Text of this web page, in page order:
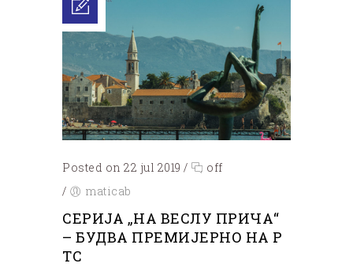
Posted on 22 jul 2019 /
off
/
maticab
СЕРИЈА „НА ВЕСЛУ ПРИЧА“
– БУДВА ПРЕМИЈЕРНО НА Р
ТС